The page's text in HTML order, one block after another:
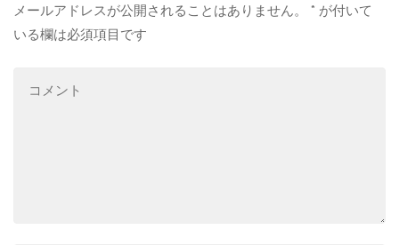
メールアドレスが公開されることはありません。 * が付いて
いる欄は必須項目です